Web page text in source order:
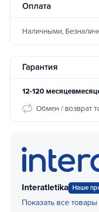
Оплата
Наличными,
Гарантия
12-120
Обмен / возврат
Interatletika Наше
Показать все